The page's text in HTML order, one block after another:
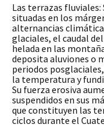
Las terrazas fluviales:
situadas en los
alternancias
glaciales, el caudal
helada en las
deposita aluviones o
periodos
la temperatura y
Su fuerza erosiva
suspendidos en sus
que constituyen las
ciclos durante el